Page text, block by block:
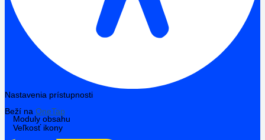
Nastavenia prístupnosti
Beží na OneTap
Moduly obsahu
Veľkosť ikony